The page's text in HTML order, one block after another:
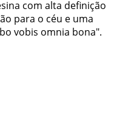
com alta definição
para o céu e uma
vobis omnia bona".